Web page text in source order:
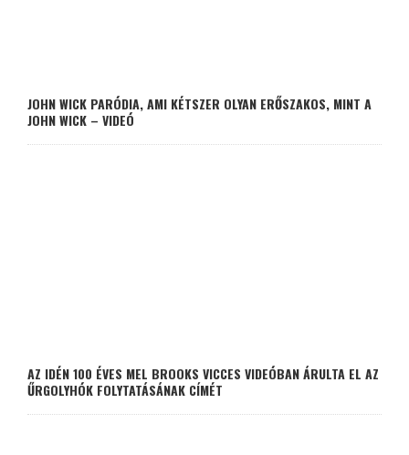
JOHN WICK PARÓDIA, AMI KÉTSZER OLYAN ERŐSZAKOS, MINT A
JOHN WICK – VIDEÓ
AZ IDÉN 100 ÉVES MEL BROOKS VICCES VIDEÓBAN ÁRULTA EL AZ
ŰRGOLYHÓK FOLYTATÁSÁNAK CÍMÉT